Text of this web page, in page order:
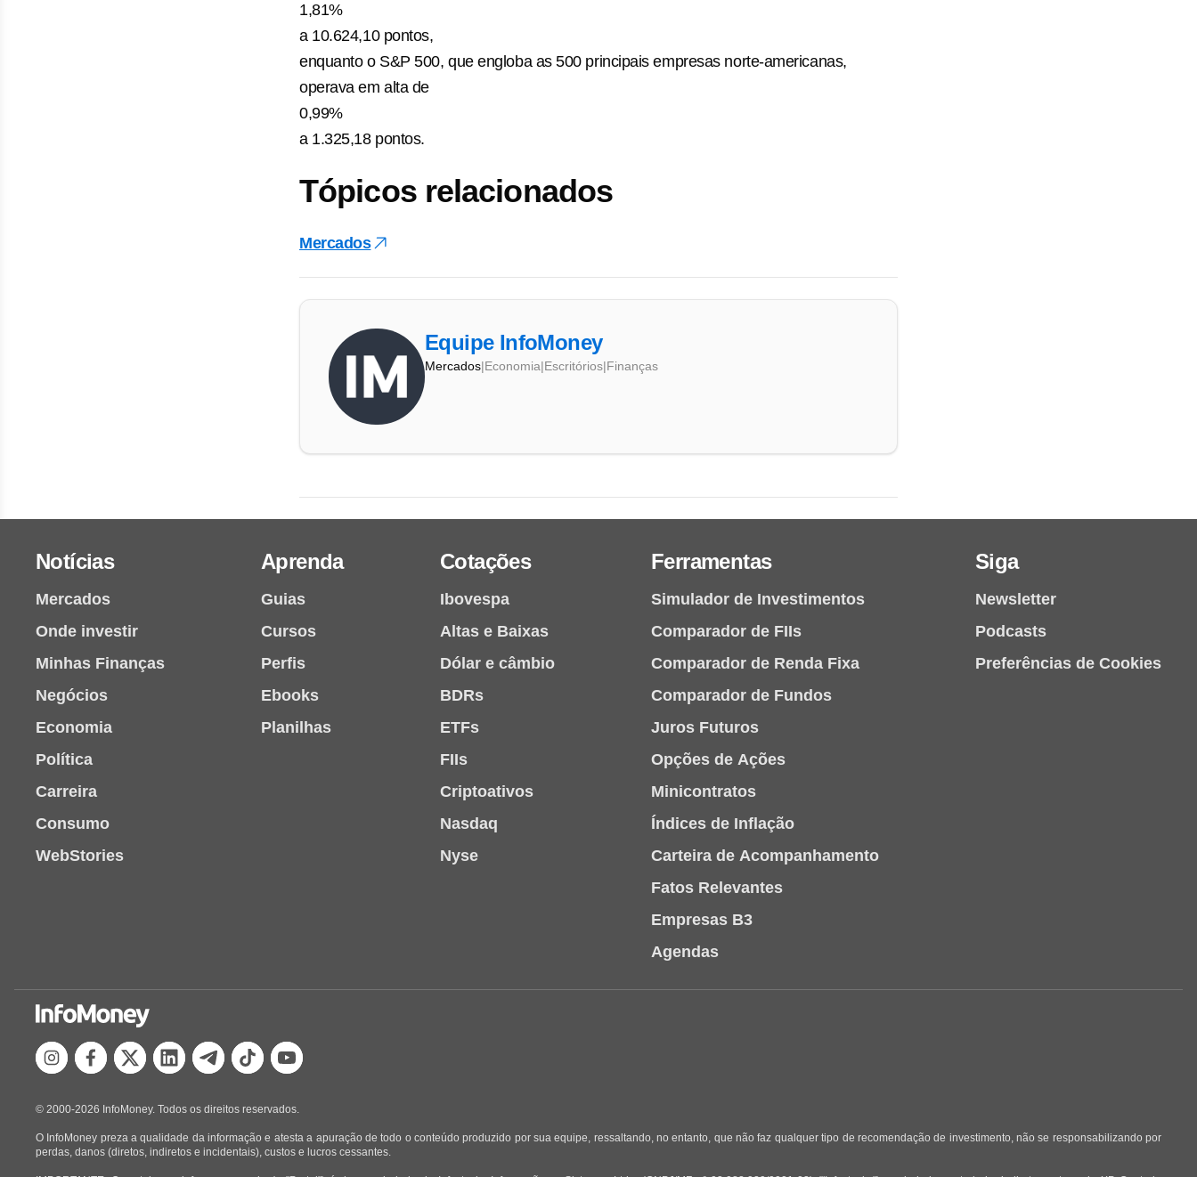
1,81%
a 10.624,10 pontos,
enquanto o S&P 500, que engloba as 500 principais empresas norte-americanas,
operava em alta de
0,99%
a 1.325,18 pontos.
Tópicos relacionados
Mercados
Equipe InfoMoney
Mercados|Economia|Escritórios|Finanças
Notícias
Mercados
Onde investir
Minhas Finanças
Negócios
Economia
Política
Carreira
Consumo
WebStories
Aprenda
Guias
Cursos
Perfis
Ebooks
Planilhas
Cotações
Ibovespa
Altas e Baixas
Dólar e câmbio
BDRs
ETFs
FIIs
Criptoativos
Nasdaq
Nyse
Ferramentas
Simulador de Investimentos
Comparador de FIIs
Comparador de Renda Fixa
Comparador de Fundos
Juros Futuros
Opções de Ações
Minicontratos
Índices de Inflação
Carteira de Acompanhamento
Fatos Relevantes
Empresas B3
Agendas
Siga
Newsletter
Podcasts
Preferências de Cookies
© 2000-2026 InfoMoney. Todos os direitos reservados.
O InfoMoney preza a qualidade da informação e atesta a apuração de todo o conteúdo produzido por sua equipe, ressaltando, no entanto, que não faz qualquer tipo de recomendação de investimento, não se responsabilizando por
perdas, danos (diretos, indiretos e incidentais), custos e lucros cessantes.